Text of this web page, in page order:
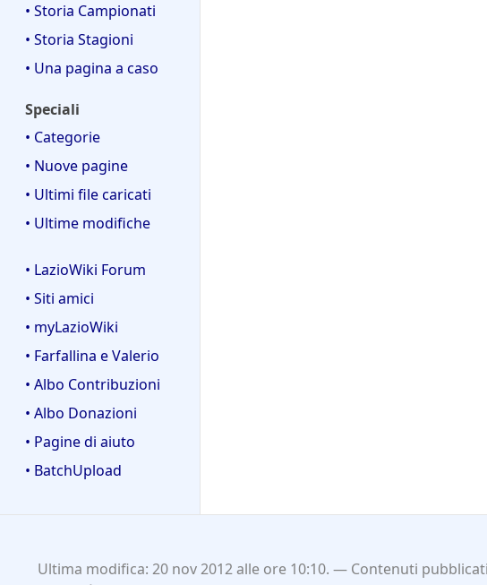
• Storia Campionati
• Storia Stagioni
• Una pagina a caso
Speciali
• Categorie
• Nuove pagine
• Ultimi file caricati
• Ultime modifiche
• LazioWiki Forum
• Siti amici
• myLazioWiki
• Farfallina e Valerio
• Albo Contribuzioni
• Albo Donazioni
• Pagine di aiuto
• BatchUpload
Ultima modifica: 20 nov 2012 alle ore 10:10. Contenuti